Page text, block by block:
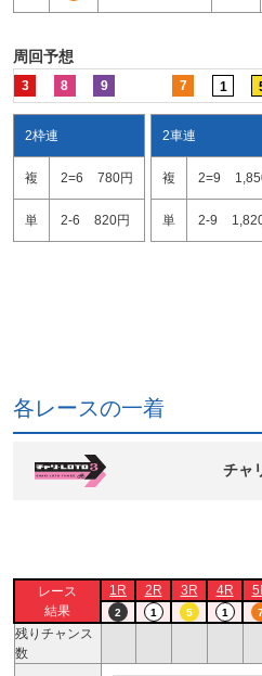
周回予想
3 8 9 7 1
2枠連
複 2=6 780円
単 2-6 820円
2車連
複 2=9
単 2-9
各レースの一着
チャ
レース
結果
1R 2R 3R 4R
2 1 5 1
残りチャンス
数